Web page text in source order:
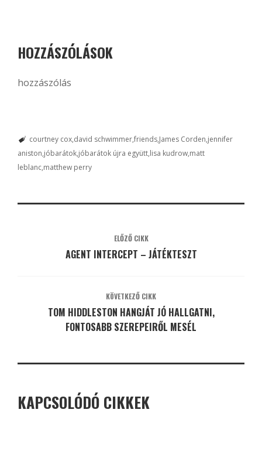
HOZZÁSZÓLÁSOK
hozzászólás
courtney cox david schwimmerfriends James Corden jennifer
aniston jóbarátok jóbarátok újra együtt lisa kudrow matt
leblanc matthew perry
ELŐZŐ CIKK
AGENT INTERCEPT – JÁTÉKTESZT
KÖVETKEZŐ CIKK
TOM HIDDLESTON HANGJÁT JÓ HALLGATNI,
FONTOSABB SZEREPEIRŐL MESÉL
KAPCSOLÓDÓ CIKKEK